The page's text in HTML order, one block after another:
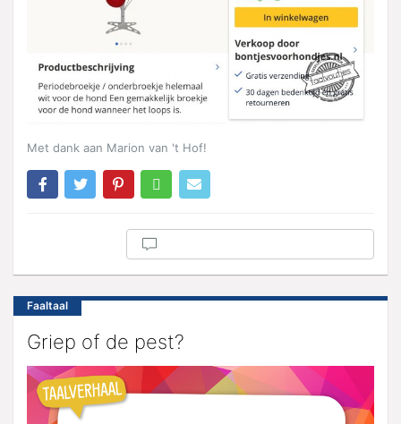
Met dank aan Marion van 't Hof!
Faaltaal
Griep of de pest?